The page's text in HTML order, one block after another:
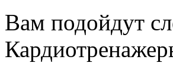
Вам подойдут